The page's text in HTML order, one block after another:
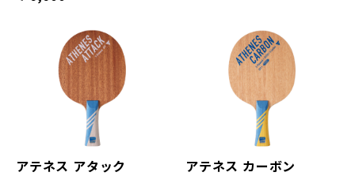
アテネス アタック
アテネス カーボン